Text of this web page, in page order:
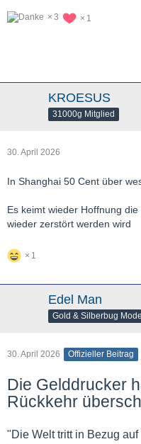
3 1
KROESUS
31000g Mitglied
30. April 2026
In Shanghai 50 Cent über
Es keimt wieder Hoffnung
wieder zerstört werden wird
1
Edel Man
30. April 2026 Offizieller Beitrag
Die Gelddrucker
Rückkehr
"Die Welt tritt in Bezug